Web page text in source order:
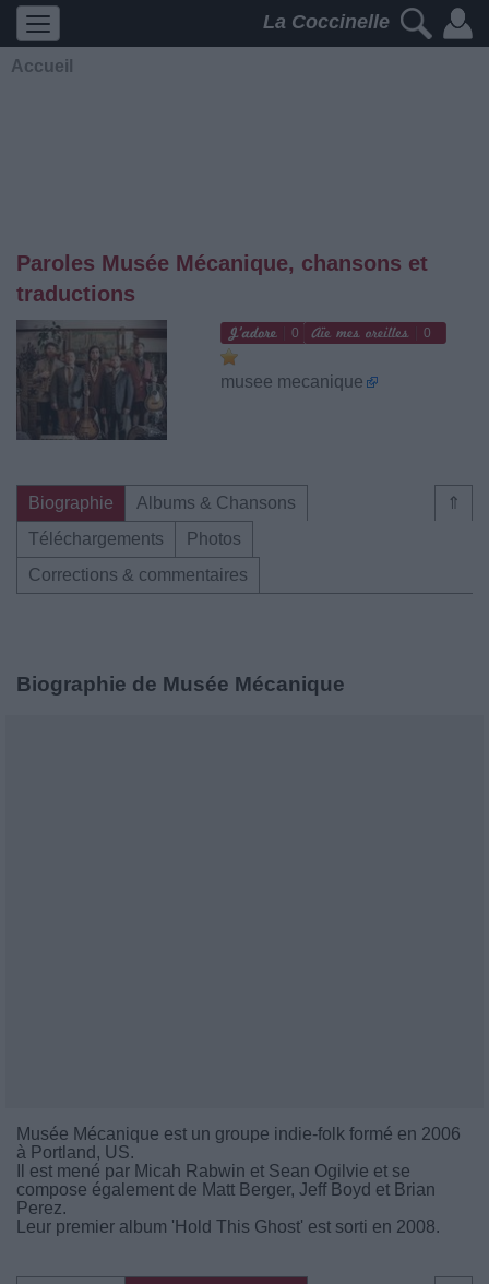
La Coccinelle
Accueil
Paroles Musée Mécanique, chansons et
traductions
0 0
musee mecanique
⇑
Biographie
Albums & Chansons
Téléchargements
Photos
Corrections & commentaires
Biographie de Musée Mécanique
Musée Mécanique est un groupe indie-folk formé en 2006
à Portland, US.
Il est mené par Micah Rabwin et Sean Ogilvie et se
compose également de Matt Berger, Jeff Boyd et Brian
Perez.
Leur premier album 'Hold This Ghost' est sorti en 2008.